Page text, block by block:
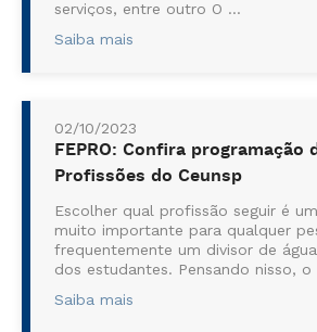
serviços, entre outro O ...
Saiba mais
02/10/2023
FEPRO: Confira programação
Profissões do Ceunsp
Escolher qual profissão seguir é
muito importante para qualquer
frequentemente um divisor de
dos estudantes. Pensando nisso, o
Saiba mais